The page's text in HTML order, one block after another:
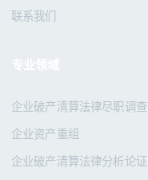
联系我们
企业破产清算法律尽职调查
企业资产重组
企业破产清算法律分析论证